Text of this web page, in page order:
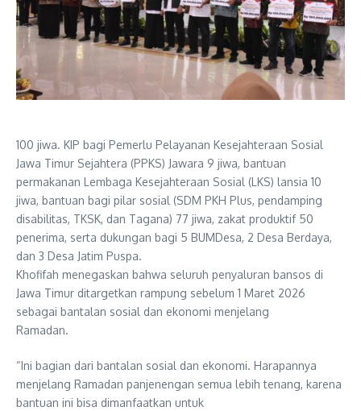
100 jiwa. KIP bagi Pemerlu Pelayanan Kesejahteraan Sosial
Jawa Timur Sejahtera (PPKS) Jawara 9 jiwa, bantuan
permakanan Lembaga Kesejahteraan Sosial (LKS) lansia 10
jiwa, bantuan bagi pilar sosial (SDM PKH Plus, pendamping
disabilitas, TKSK, dan Tagana) 77 jiwa, zakat produktif 50
penerima, serta dukungan bagi 5 BUMDesa, 2 Desa Berdaya,
dan 3 Desa Jatim Puspa.
Khofifah menegaskan bahwa seluruh penyaluran bansos di
Jawa Timur ditargetkan rampung sebelum 1 Maret 2026
sebagai bantalan sosial dan ekonomi menjelang
Ramadan.
“Ini bagian dari bantalan sosial dan ekonomi. Harapannya
menjelang Ramadan panjenengan semua lebih tenang, karena
bantuan ini bisa dimanfaatkan untuk